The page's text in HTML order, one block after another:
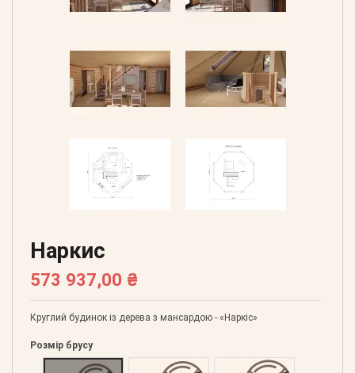
Наркис
573 937,00 ₴
Круглий будинок із дерева з мансардою - «Наркіс»
Розмір брусу
Оциліндрований 160Оциліндрований 180Оциліндрований 200